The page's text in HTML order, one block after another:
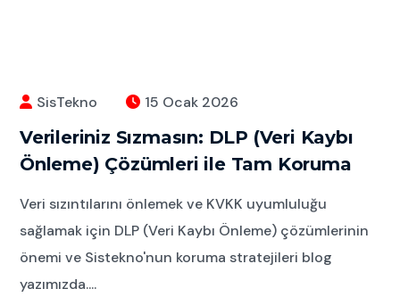
SisTekno 15 Ocak 2026
Verileriniz Sızmasın: DLP (Veri Kaybı
Önleme) Çözümleri ile Tam Koruma
Veri sızıntılarını önlemek ve KVKK uyumluluğu
sağlamak için DLP (Veri Kaybı Önleme) çözümlerinin
önemi ve Sistekno'nun koruma stratejileri blog
yazımızda....